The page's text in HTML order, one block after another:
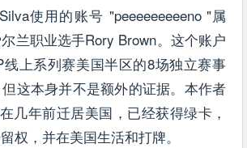
使用的账号 "peeeeeeeeeno "属
兰职业选手Rory Brown。这个账户
线上系列赛美国半区的8场独立赛事
这本身并不是额外的证据。本作者
几年前迁居美国，已经获得绿卡，
权，并在美国生活和打牌。